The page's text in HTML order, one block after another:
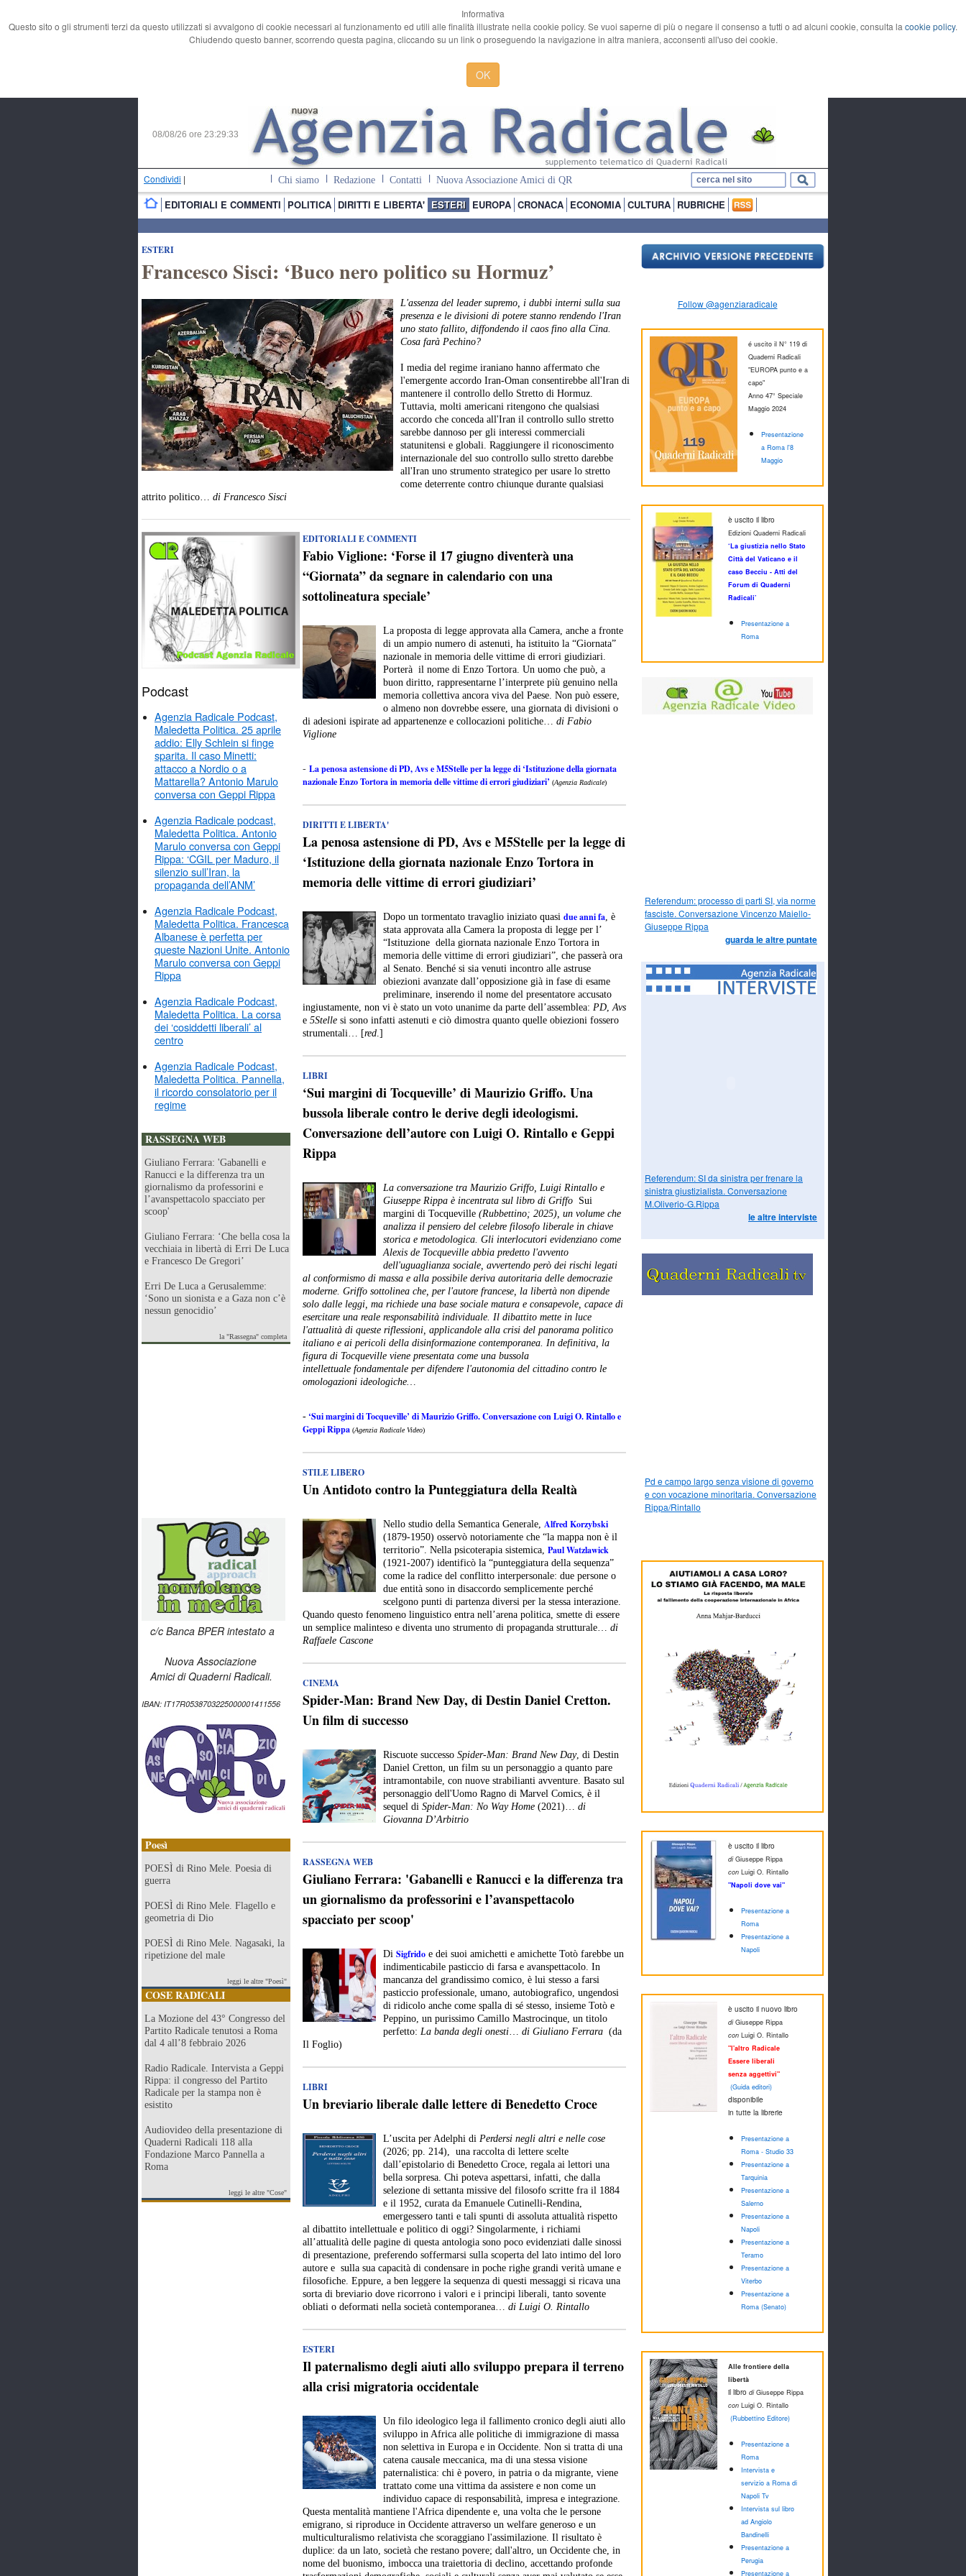
Informativa
Questo sito o gli strumenti terzi da questo utilizzati si avvalgono di cookie necessari al funzionamento ed utili alle finalità illustrate nella cookie policy. Se vuoi saperne di più o negare il consenso a tutti o ad alcuni cookie, consulta la cookie policy.
Chiudendo questo banner, scorrendo questa pagina, cliccando su un link o proseguendo la navigazione in altra maniera, acconsenti all'uso dei cookie.
OK
08/08/26 ore 23:29:34
Condividi | Chi siamo Redazione Contatti Nuova Associazione Amici di QR
EDITORIALI E COMMENTI POLITICA DIRITTI E LIBERTA' ESTERI EUROPA CRONACA ECONOMIA CULTURA RUBRICHE
ESTERI
Francesco Sisci: ‘Buco nero politico su Hormuz’
L'assenza del leader supremo, i dubbi interni sulla sua
presenza e le divisioni di potere stanno rendendo l'Iran
uno stato fallito, diffondendo il caos fino alla Cina.
Cosa farà Pechino?
I media del regime iraniano hanno affermato che
l'emergente accordo Iran-Oman consentirebbe all'Iran di
mantenere il controllo dello Stretto di Hormuz.
Tuttavia, molti americani ritengono che qualsiasi
accordo che conceda all'Iran il controllo sullo stretto
sarebbe dannoso per gli interessi commerciali
statunitensi e globali. Raggiungere il riconoscimento
internazionale del suo controllo sullo stretto darebbe
all'Iran uno strumento strategico per usare lo stretto
come deterrente contro chiunque durante qualsiasi
attrito politico… di Francesco Sisci
Podcast
Agenzia Radicale Podcast,
Maledetta Politica. 25 aprile
addio: Elly Schlein si finge
sparita. Il caso Minetti:
attacco a Nordio o a
Mattarella? Antonio Marulo
conversa con Geppi Rippa
Agenzia Radicale podcast,
Maledetta Politica. Antonio
Marulo conversa con Geppi
Rippa: ‘CGIL per Maduro, il
silenzio sull’Iran, la
propaganda dell’ANM’
Agenzia Radicale Podcast,
Maledetta Politica. Francesca
Albanese è perfetta per
queste Nazioni Unite. Antonio
Marulo conversa con Geppi
Rippa
Agenzia Radicale Podcast,
Maledetta Politica. La corsa
dei ‘cosiddetti liberali’ al
centro
Agenzia Radicale Podcast,
Maledetta Politica. Pannella,
il ricordo consolatorio per il
regime
RASSEGNA WEB
Giuliano Ferrara: 'Gabanelli e
Ranucci e la differenza tra un
giornalismo da professorini e
l’avanspettacolo spacciato per
scoop'
Giuliano Ferrara: ‘Che bella cosa la
vecchiaia in libertà di Erri De Luca
e Francesco De Gregori’
Erri De Luca a Gerusalemme:
‘Sono un sionista e a Gaza non c’è
nessun genocidio’
la "Rassegna" completa
c/c Banca BPER intestato a
Nuova Associazione
Amici di Quaderni Radicali.
IBAN: IT17R0538703225000001411556
Poesì
POESÌ di Rino Mele. Poesia di
guerra
POESÌ di Rino Mele. Flagello e
geometria di Dio
POESÌ di Rino Mele. Nagasaki, la
ripetizione del male
leggi le altre "Poesì"
COSE RADICALI
La Mozione del 43° Congresso del
Partito Radicale tenutosi a Roma
dal 4 all’8 febbraio 2026
Radio Radicale. Intervista a Geppi
Rippa: il congresso del Partito
Radicale per la stampa non è
esistito
Audiovideo della presentazione di
Quaderni Radicali 118 alla
Fondazione Marco Pannella a
Roma
leggi le altre "Cose"
EDITORIALI E COMMENTI
Fabio Viglione: ‘Forse il 17 giugno diventerà una
“Giornata” da segnare in calendario con una
sottolineatura speciale’
La proposta di legge approvata alla Camera, anche a fronte
di un ampio numero di astenuti, ha istituito la “Giornata”
nazionale in memoria delle vittime di errori giudiziari.
Porterà il nome di Enzo Tortora. Un uomo che può, a
buon diritto, rappresentarne l’interprete più genuino nella
memoria collettiva ancora viva del Paese. Non può essere,
o almeno non dovrebbe essere, una giornata di divisioni o
di adesioni ispirate ad appartenenze e collocazioni politiche… di Fabio
Viglione
- La penosa astensione di PD, Avs e M5Stelle per la legge di ‘Istituzione della giornata
nazionale Enzo Tortora in memoria delle vittime di errori giudiziari’ (Agenzia Radicale)
DIRITTI E LIBERTA'
La penosa astensione di PD, Avs e M5Stelle per la legge di
‘Istituzione della giornata nazionale Enzo Tortora in
memoria delle vittime di errori giudiziari’
Dopo un tormentato travaglio iniziato quasi due anni fa, è
stata approvata alla Camera la proposta di legge per l’
“Istituzione della giornata nazionale Enzo Tortora in
memoria delle vittime di errori giudiziari”, che passerà ora
al Senato. Benché si sia venuti incontro alle astruse
obiezioni avanzate dall’opposizione già in fase di esame
preliminare, inserendo il nome del presentatore accusato
ingiustamente, non vi è stato un voto unanime da parte dell’assemblea: PD,Avs
e 5Stelle si sono infatti astenuti e ciò dimostra quanto quelle obiezioni fossero
strumentali… [red.]
LIBRI
‘Sui margini di Tocqueville’ di Maurizio Griffo. Una
bussola liberale contro le derive degli ideologismi.
Conversazione dell’autore con Luigi O. Rintallo e Geppi
Rippa
La conversazione tra Maurizio Griffo, Luigi Rintallo e
Giuseppe Rippa è incentrata sul libro di Griffo Sui
margini di Tocqueville (Rubbettino; 2025), un volume che
analizza il pensiero del celebre filosofo liberale in chiave
storica e metodologica. Gli interlocutori evidenziano come
Alexis de Tocqueville abbia predetto l'avvento
dell'uguaglianza sociale, avvertendo però dei rischi legati
al conformismo di massa e alla possibile deriva autoritaria delle democrazie
moderne. Griffo sottolinea che, per l'autore francese, la libertà non dipende
solo dalle leggi, ma richiede una base sociale matura e consapevole, capace di
esercitare una reale responsabilità individuale. Il dibattito mette in luce
l'attualità di queste riflessioni, applicandole alla crisi del panorama politico
italiano e ai pericoli della disinformazione contemporanea. In definitiva, la
figura di Tocqueville viene presentata come una bussola
intellettuale fondamentale per difendere l'autonomia del cittadino contro le
omologazioni ideologiche…
- ‘Sui margini di Tocqueville’ di Maurizio Griffo. Conversazione con Luigi O. Rintallo e
Geppi Rippa (Agenzia Radicale Video)
STILE LIBERO
Un Antidoto contro la Punteggiatura della Realtà
Nello studio della Semantica Generale, Alfred Korzybski
(1879-1950) osservò notoriamente che “la mappa non è il
territorio”. Nella psicoterapia sistemica, Paul Watzlawick
(1921-2007) identificò la “punteggiatura della sequenza”
come la radice del conflitto interpersonale: due persone o
due entità sono in disaccordo semplicemente perché
scelgono punti di partenza diversi per la stessa interazione.
Quando questo fenomeno linguistico entra nell’arena politica, smette di essere
un semplice malinteso e diventa uno strumento di propaganda strutturale… di
Raffaele Cascone
CINEMA
Spider-Man: Brand New Day, di Destin Daniel Cretton.
Un film di successo
Riscuote successo Spider-Man: Brand New Day, di Destin
Daniel Cretton, un film su un personaggio a quanto pare
intramontabile, con nuove strabilianti avventure. Basato sul
personaggio dell'Uomo Ragno di Marvel Comics, è il
sequel di Spider-Man: No Way Home (2021)… di
Giovanna D’Arbitrio
RASSEGNA WEB
Giuliano Ferrara: 'Gabanelli e Ranucci e la differenza tra
un giornalismo da professorini e l’avanspettacolo
spacciato per scoop'
Di Sigfrido e dei suoi amichetti e amichette Totò farebbe un
indimenticabile pasticcio di farsa e avanspettacolo. In
mancanza del grandissimo comico, è lui stesso a farsi
pasticcio professionale, umano, autobiografico, ungendosi
di ridicolo anche come spalla di sé stesso, insieme Totò e
Peppino, un purissimo Camillo Mastrocinque, un titolo
perfetto: La banda degli onesti… di Giuliano Ferrara (da
Il Foglio)
LIBRI
Un breviario liberale dalle lettere di Benedetto Croce
L’uscita per Adelphi di Perdersi negli altri e nelle cose
(2026; pp. 214), una raccolta di lettere scelte
dall’epistolario di Benedetto Croce, regala ai lettori una
bella sorpresa. Chi poteva aspettarsi, infatti, che dalla
selezione di settanta missive del filosofo scritte fra il 1884
e il 1952, curata da Emanuele Cutinelli-Rendina,
emergessero tanti e tali spunti di assoluta attualità rispetto
al dibattito intellettuale e politico di oggi? Singolarmente, i richiami
all’attualità delle pagine di questa antologia sono poco evidenziati dalle sinossi
di presentazione, preferendo soffermarsi sulla scoperta del lato intimo del loro
autore e sulla sua capacità di condensare in poche righe grandi verità umane e
filosofiche. Eppure, a ben leggere la sequenza di questi messaggi si ricava una
sorta di breviario dove ricorrono i valori e i principi liberali, tanto sovente
obliati o deformati nella società contemporanea… di Luigi O. Rintallo
ESTERI
Il paternalismo degli aiuti allo sviluppo prepara il terreno
alla crisi migratoria occidentale
Un filo ideologico lega il fallimento cronico degli aiuti allo
sviluppo in Africa alle politiche di immigrazione di massa
non selettiva in Europa e in Occidente. Non si tratta di una
catena causale meccanica, ma di una stessa visione
paternalistica: chi è povero, in patria o da migrante, viene
trattato come una vittima da assistere e non come un
individuo capace di responsabilità, impresa e integrazione.
Questa mentalità mantiene l'Africa dipendente e, una volta che le persone
emigrano, si riproduce in Occidente attraverso un welfare generoso e un
multiculturalismo relativista che scoraggiano l'assimilazione. Il risultato è
duplice: da un lato, società che restano povere; dall'altro, un Occidente che, in
nome del buonismo, imbocca una traiettoria di declino, accettando profonde
Follow @agenziaradicale
é uscito il N° 119 di
Quaderni Radicali
"EUROPA punto e a
capo"
Anno 47° Speciale
Maggio 2024
Presentazione
a Roma l'8
Maggio
è uscito il libro
Edizioni Quaderni Radicali
‘La giustizia nello Stato
Città del Vaticano e il
caso Becciu - Atti del
Forum di Quaderni
Radicali’
Presentazione a
Roma
Referendum: processo di parti SI, via norme
fasciste. Conversazione Vincenzo Maiello-
Giuseppe Rippa
guarda le altre puntate
Referendum: SI da sinistra per frenare la
sinistra giustizialista. Conversazione
M.Oliverio-G.Rippa
le altre interviste
Pd e campo largo senza visione di governo
e con vocazione minoritaria. Conversazione
Rippa/Rintallo
è uscito il libro
diGiuseppe Rippa
con Luigi O. Rintallo
"Napoli dove vai"
Presentazione a
Roma
Presentazione a
Napoli
è uscito il nuovo libro
diGiuseppe Rippa
con Luigi O. Rintallo
"l'altro Radicale
Essere liberali
senza aggettivi"
(Guida editori)
disponibile
in tutte la librerie
Presentazione a
Roma - Studio 33
Presentazione a
Tarquinia
Presentazione a
Salerno
Presentazione a
Napoli
Presentazione a
Teramo
Presentazione a
Viterbo
Presentazione a
Roma (Senato)
Alle frontiere della
libertà
il libro diGiuseppe Rippa
con Luigi O. Rintallo
(Rubbettino Editore)
Presentazione a
Roma
Intervista e
servizio a Roma di
Napoli Tv
Intervista sul libro
ad Angiolo
Bandinelli
Presentazione a
Perugia
Presentazione a